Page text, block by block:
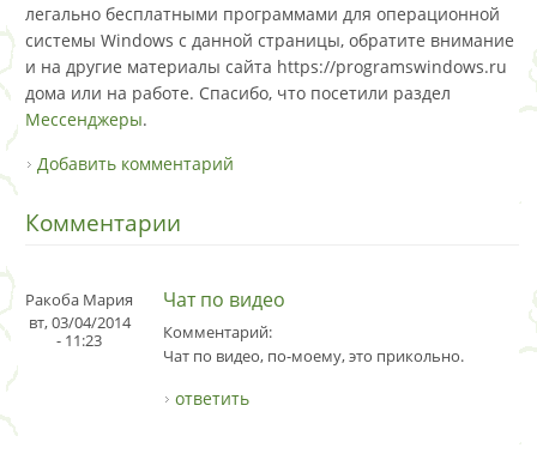
легально бесплатными программами для операционной
системы Windows с данной страницы, обратите внимание
и на другие материалы сайта https://programswindows.ru
дома или на работе. Спасибо, что посетили раздел
Мессенджеры.
Добавить комментарий
Комментарии
Ракоба Мария
вт, 03/04/2014
- 11:23
Чат по видео
Комментарий:
Чат по видео, по-моему, это прикольно.
ответить